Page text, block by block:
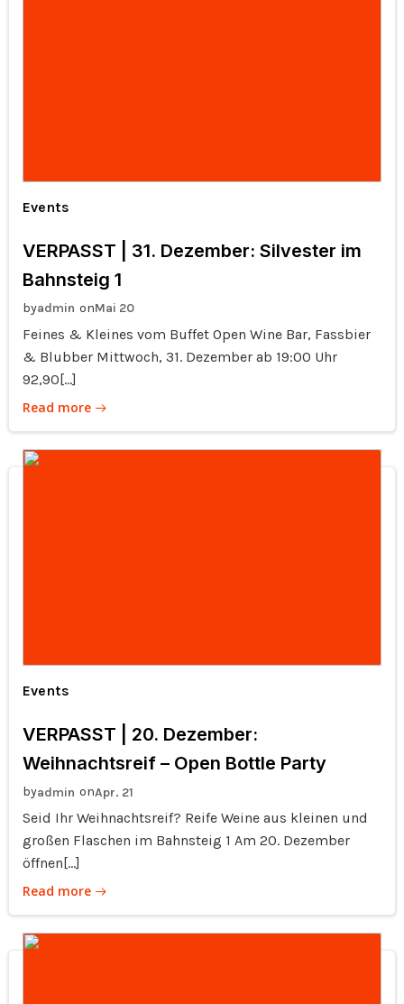
Events
VERPASST | 31. Dezember: Silvester im
Bahnsteig 1
byadmin onMai 20
Feines & Kleines vom Buffet Open Wine Bar, Fassbier
& Blubber Mittwoch, 31. Dezember ab 19:00 Uhr
92,90[…]
Read more
Events
VERPASST | 20. Dezember:
Weihnachtsreif – Open Bottle Party
byadmin onApr. 21
Seid Ihr Weihnachtsreif? Reife Weine aus kleinen und
großen Flaschen im Bahnsteig 1 Am 20. Dezember
öffnen[…]
Read more